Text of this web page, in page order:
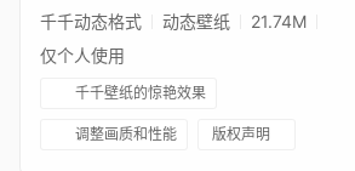
千千动态格式 动态壁纸
21.74M
仅个人使用
千千壁纸的惊艳效果
调整画质和性能 版权声明